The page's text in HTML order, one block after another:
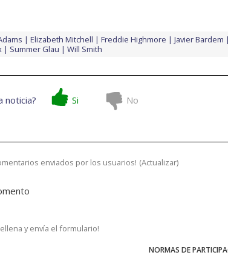
Elizabeth Mitchell Freddie Highmore Javier Bardem
Summer Glau Will Smith
noticia? Si No
enviados por los usuarios! (Actualizar)
y envía el formulario!
NORMAS DE